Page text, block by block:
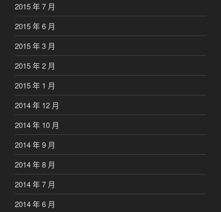
2015 年 7 月
2015 年 6 月
2015 年 3 月
2015 年 2 月
2015 年 1 月
2014 年 12 月
2014 年 10 月
2014 年 9 月
2014 年 8 月
2014 年 7 月
2014 年 6 月